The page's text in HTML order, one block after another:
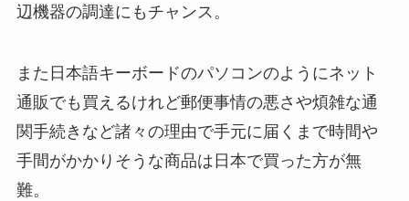
辺機器の調達にもチャンス。
また日本語キーボードのパソコンのようにネット
通販でも買えるけれど郵便事情の悪さや煩雑な通
関手続きなど諸々の理由で手元に届くまで時間や
手間がかかりそうな商品は日本で買った方が無
難。